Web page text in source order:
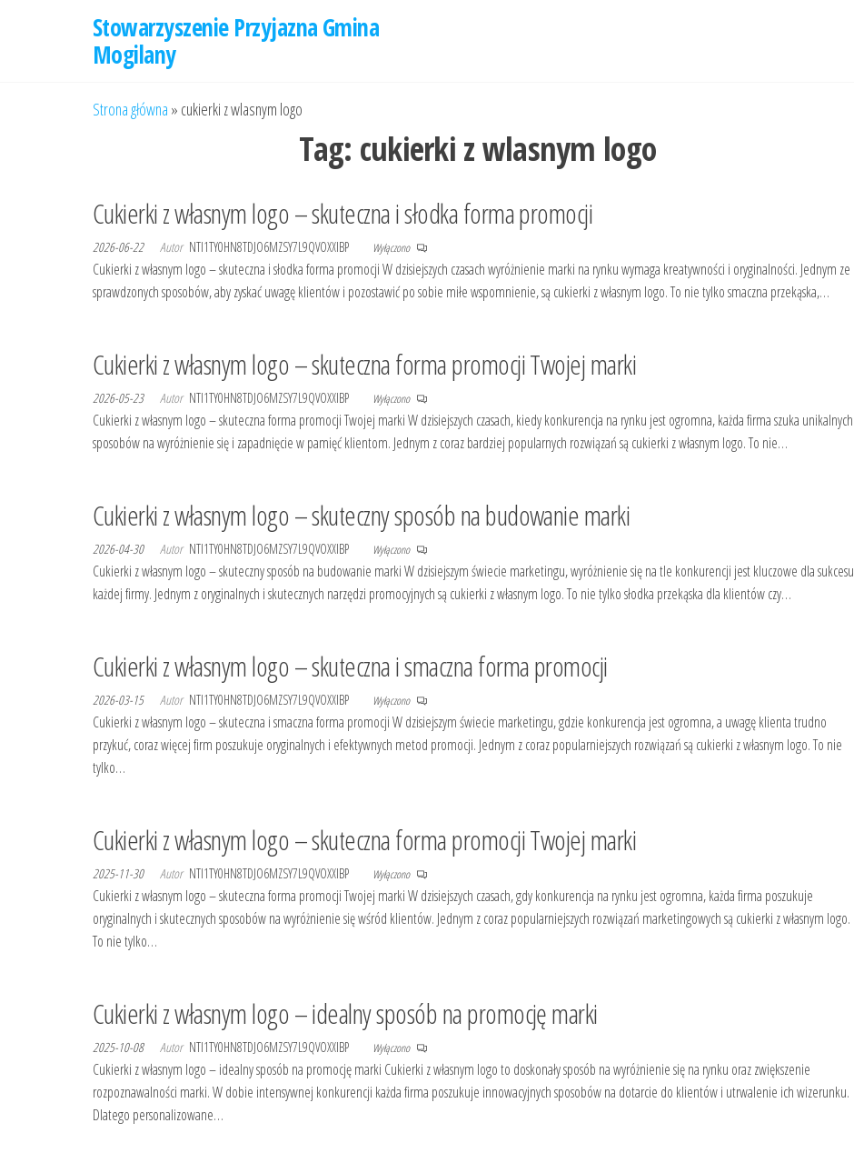
Stowarzyszenie Przyjazna Gmina
Mogilany
Strona główna » cukierki z wlasnym logo
Tag: cukierki z wlasnym logo
Cukierki z własnym logo – skuteczna i słodka forma promocji
2026-06-22 Autor NTI1TY0HN8TDJO6MZSY7L9QVOXXIBP Wyłączono
Cukierki z własnym logo – skuteczna i słodka forma promocji W dzisiejszych czasach wyróżnienie marki na rynku wymaga kreatywności i oryginalności. Jednym ze
sprawdzonych sposobów, aby zyskać uwagę klientów i pozostawić po sobie miłe wspomnienie, są cukierki z własnym logo. To nie tylko smaczna przekąska,…
Cukierki z własnym logo – skuteczna forma promocji Twojej marki
2026-05-23 Autor NTI1TY0HN8TDJO6MZSY7L9QVOXXIBP Wyłączono
Cukierki z własnym logo – skuteczna forma promocji Twojej marki W dzisiejszych czasach, kiedy konkurencja na rynku jest ogromna, każda firma szuka unikalnych
sposobów na wyróżnienie się i zapadnięcie w pamięć klientom. Jednym z coraz bardziej popularnych rozwiązań są cukierki z własnym logo. To nie…
Cukierki z własnym logo – skuteczny sposób na budowanie marki
2026-04-30 Autor NTI1TY0HN8TDJO6MZSY7L9QVOXXIBP Wyłączono
Cukierki z własnym logo – skuteczny sposób na budowanie marki W dzisiejszym świecie marketingu, wyróżnienie się na tle konkurencji jest kluczowe dla sukcesu
każdej firmy. Jednym z oryginalnych i skutecznych narzędzi promocyjnych są cukierki z własnym logo. To nie tylko słodka przekąska dla klientów czy…
Cukierki z własnym logo – skuteczna i smaczna forma promocji
2026-03-15 Autor NTI1TY0HN8TDJO6MZSY7L9QVOXXIBP Wyłączono
Cukierki z własnym logo – skuteczna i smaczna forma promocji W dzisiejszym świecie marketingu, gdzie konkurencja jest ogromna, a uwagę klienta trudno
przykuć, coraz więcej firm poszukuje oryginalnych i efektywnych metod promocji. Jednym z coraz popularniejszych rozwiązań są cukierki z własnym logo. To nie
tylko…
Cukierki z własnym logo – skuteczna forma promocji Twojej marki
2025-11-30 Autor NTI1TY0HN8TDJO6MZSY7L9QVOXXIBP Wyłączono
Cukierki z własnym logo – skuteczna forma promocji Twojej marki W dzisiejszych czasach, gdy konkurencja na rynku jest ogromna, każda firma poszukuje
oryginalnych i skutecznych sposobów na wyróżnienie się wśród klientów. Jednym z coraz popularniejszych rozwiązań marketingowych są cukierki z własnym logo.
To nie tylko…
Cukierki z własnym logo – idealny sposób na promocję marki
2025-10-08 Autor NTI1TY0HN8TDJO6MZSY7L9QVOXXIBP Wyłączono
Cukierki z własnym logo – idealny sposób na promocję marki Cukierki z własnym logo to doskonały sposób na wyróżnienie się na rynku oraz zwiększenie
rozpoznawalności marki. W dobie intensywnej konkurencji każda firma poszukuje innowacyjnych sposobów na dotarcie do klientów i utrwalenie ich wizerunku.
Dlatego personalizowane…